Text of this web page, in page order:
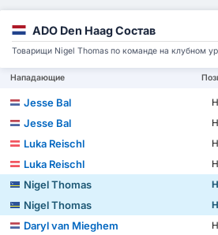
ADO Den Haag Состав
Товарищи Nigel Thomas по команде на клубном
Нападающие
Jesse Bal
Jesse Bal
Luka Reischl
Luka Reischl
Nigel Thomas
Nigel Thomas
Daryl van Mieghem